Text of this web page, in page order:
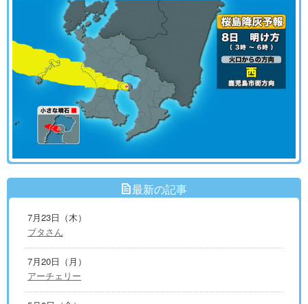
最新の記事
7月23日（木）
ブタさん
7月20日（月）
アーチェリー